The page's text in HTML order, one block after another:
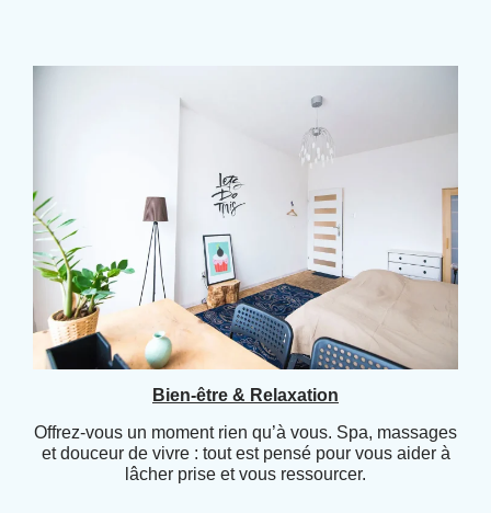
Bien-être & Relaxation
Offrez-vous un moment rien qu’à vous. Spa, massages
et douceur de vivre : tout est pensé pour vous aider à
lâcher prise et vous ressourcer.